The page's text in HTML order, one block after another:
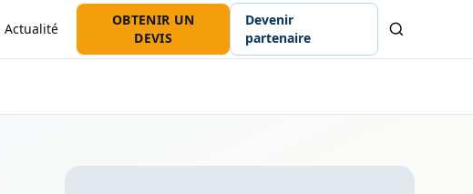
Actualité
OBTENIR UN
DEVIS
Devenir
partenaire